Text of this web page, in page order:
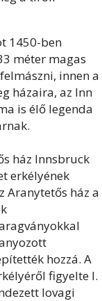
1450-ben
méter magas
innen a
házaira, az Inn
is élő legenda
ház Innsbruck
erkélyének
Aranytetős ház a
hozzá. A
figyelte I.
lovagi